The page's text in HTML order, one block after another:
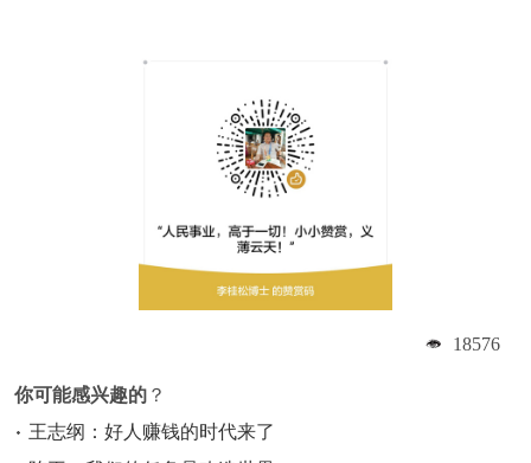
18576
你可能感兴趣的 ？
王志纲：好人赚钱的时代来了